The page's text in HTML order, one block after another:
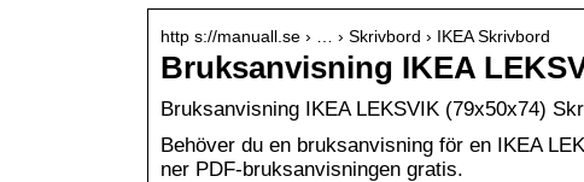
http s://manuall.se › … › Skrivbord › IKEA Skrivbord
Bruksanvisning IKEA
Bruksanvisning IKEA LEKSVIK (79x50x74)
Behöver du en bruksanvisning för en IKEA
ner PDF-bruksanvisningen gratis.